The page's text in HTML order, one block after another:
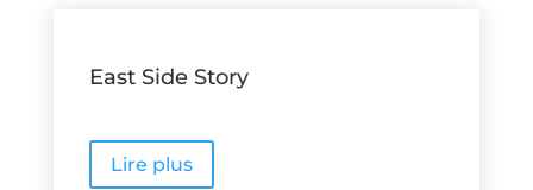
East Side Story
Lire plus